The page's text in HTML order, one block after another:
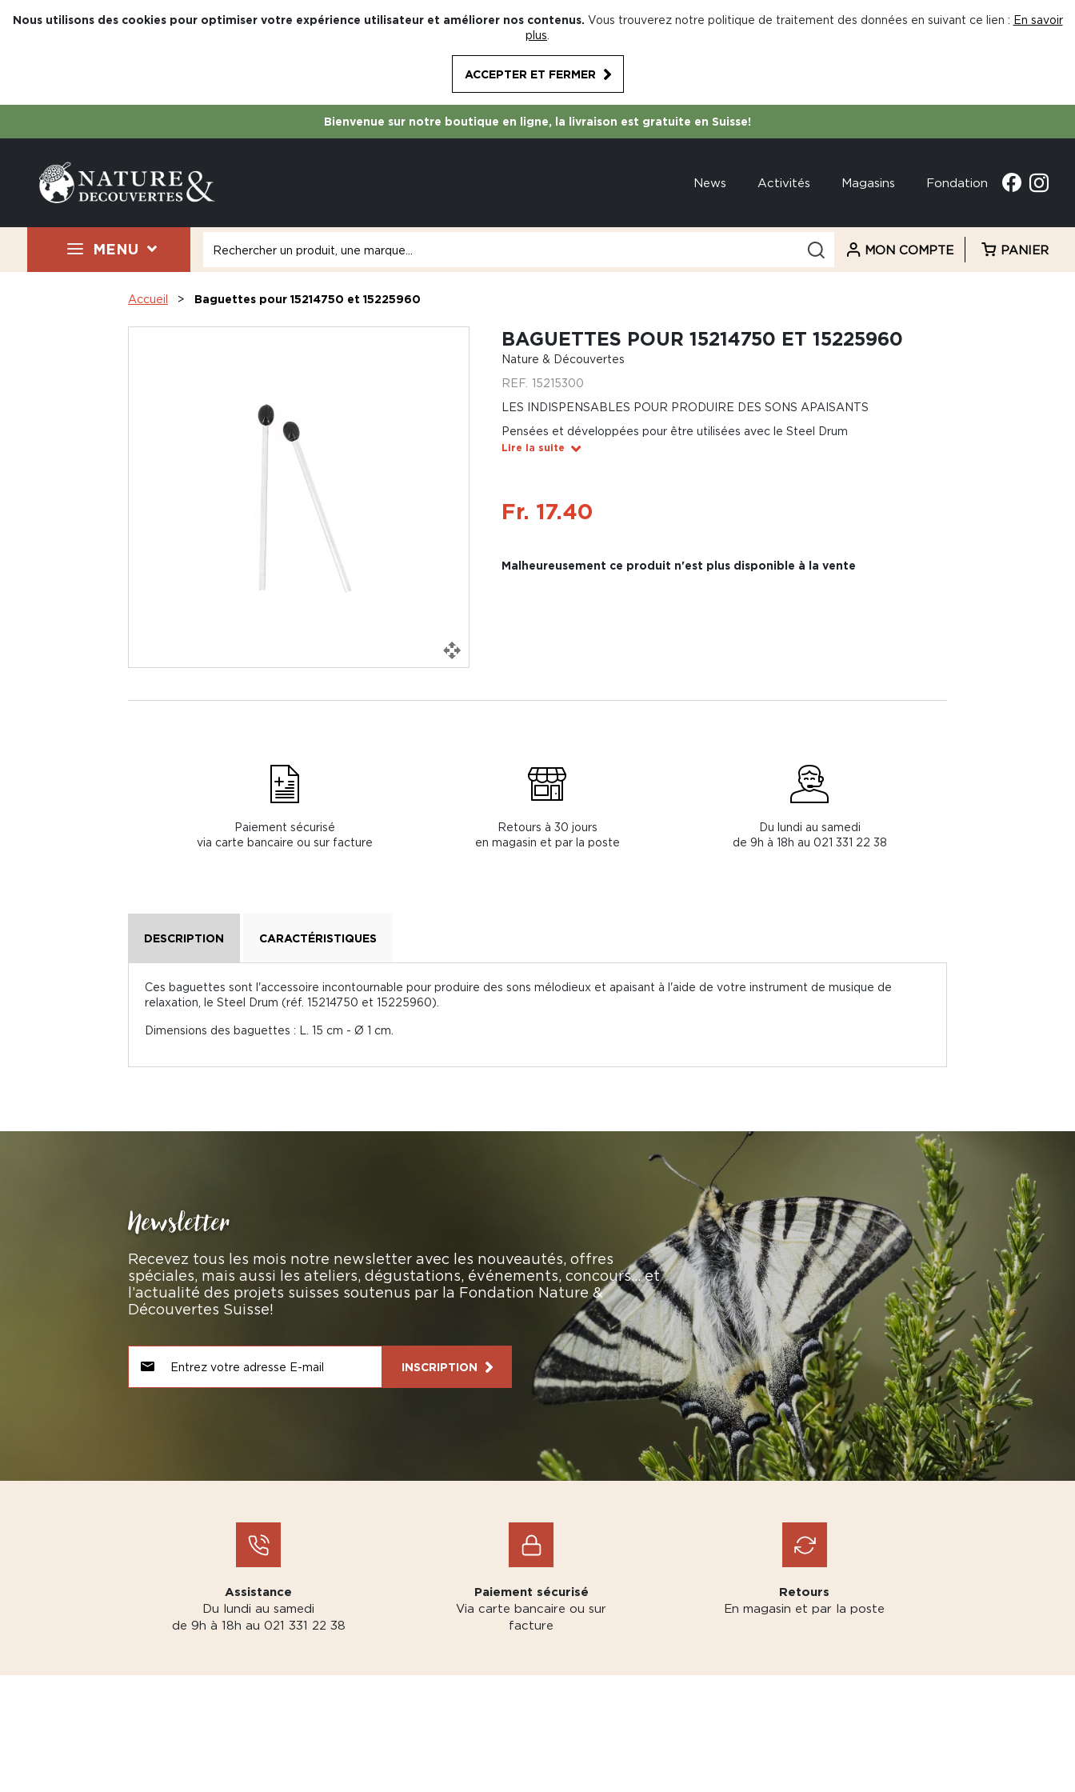
Nous utilisons des cookies pour optimiser votre expérience utilisateur et améliorer nos contenus. Vous trouverez notre politique de traitement des données en suivant ce lien : En savoir
plus
ACCEPTER ET FERMER
Bienvenue sur notre boutique en ligne, la livraison est gratuite en Suisse!
News Activités Magasins Fondation
MENU MON COMPTE PANIER
Accueil Baguettes pour 15214750 et 15225960
BAGUETTES POUR 15214750 ET 15225960
Nature & Découvertes
REF. 15215300
LES INDISPENSABLES POUR PRODUIRE DES SONS APAISANTS
Pensées et développées pour être utilisées avec le Steel Drum
Lire la suite
Fr. 17.40
Malheureusement ce produit n'est plus disponible à la vente
Paiement sécurisé
via carte bancaire ou sur facture
Retours à 30 jours
en magasin et par la poste
Du lundi au samedi
de 9h à 18h au 021 331 22 38
DESCRIPTION CARACTÉRISTIQUES
Ces baguettes sont l'accessoire incontournable pour produire des sons mélodieux et apaisant à l'aide de votre instrument de musique de
relaxation, le Steel Drum (réf. 15214750 et 15225960).
Dimensions des baguettes : L. 15 cm - Ø 1 cm.
Newsletter
Recevez tous les mois notre newsletter avec les nouveautés, offres
spéciales, mais aussi les ateliers, dégustations, événements, concours… et
l’actualité des projets suisses soutenus par la Fondation Nature &
Découvertes Suisse!
INSCRIPTION
Assistance
Du lundi au samedi
de 9h à 18h au 021 331 22 38
Paiement sécurisé
Via carte bancaire ou sur
facture
Retours
En magasin et par la poste